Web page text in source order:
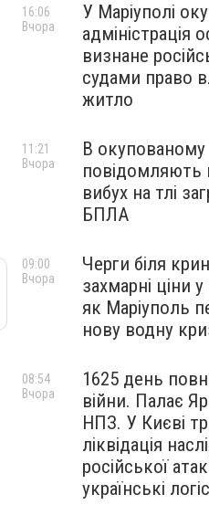
У Маріуполі
адміністрація
визнане
судами право
житло
16:06
Вчора
В окупованому
повідомляють
вибух на тлі
БПЛА
11:21
Вчора
Черги біля
захмарні ціни
як Маріуполь
нову водну
09:00
Вчора
1625 день
війни. Палає
НПЗ. У Києві
ліквідація
російської
українські
08:54
Вчора